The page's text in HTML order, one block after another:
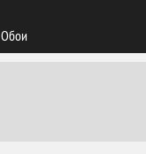
Обои